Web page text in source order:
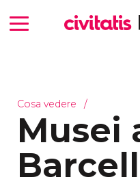
Cosa vedere
Musei